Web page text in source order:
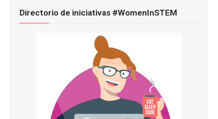
Directorio de iniciativas #WomenInSTEM